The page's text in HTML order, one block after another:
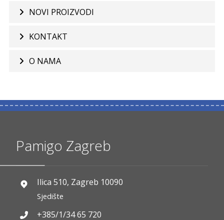
NOVI PROIZVODI
KONTAKT
O NAMA
Pamigo Zagreb
Ilica 510, Zagreb 10090
Sjedište
+385/1/34 65 720